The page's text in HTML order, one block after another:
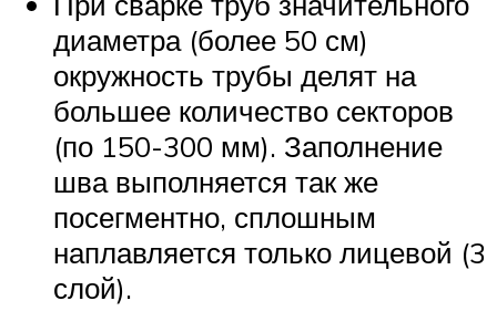
диаметра (более 50 см)
окружность трубы делят на
большее количество секторов
(по 150-300 мм). Заполнение
шва выполняется так же
посегментно, сплошным
наплавляется только лицевой (3
слой).